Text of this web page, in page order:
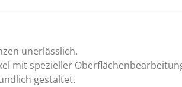
unerlässlich.
mit spezieller
gestaltet.